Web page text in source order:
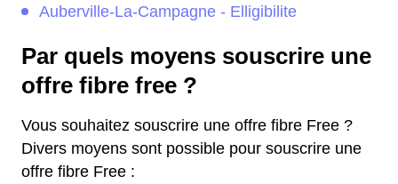
Auberville-La-Campagne - Elligibilite
Par quels moyens souscrire une
offre fibre free ?
Vous souhaitez souscrire une offre fibre Free ?
Divers moyens sont possible pour souscrire une
offre fibre Free :